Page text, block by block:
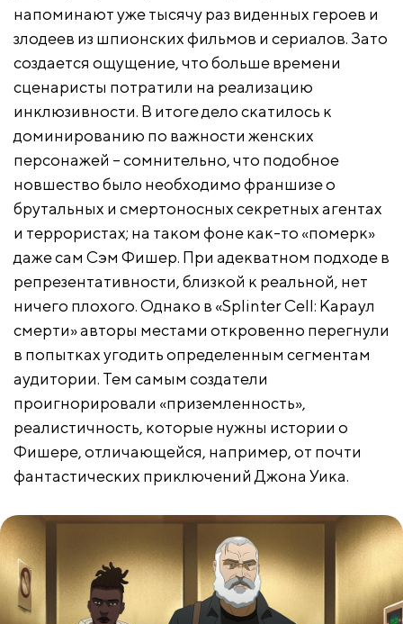
напоминают уже тысячу раз виденных героев и
злодеев из шпионских фильмов и сериалов. Зато
создается ощущение, что больше времени
сценаристы потратили на реализацию
инклюзивности. В итоге дело скатилось к
доминированию по важности женских
персонажей – сомнительно, что подобное
новшество было необходимо франшизе о
брутальных и смертоносных секретных агентах
и террористах; на таком фоне как-то «померк»
даже сам Сэм Фишер. При адекватном подходе в
репрезентативности, близкой к реальной, нет
ничего плохого. Однако в «Splinter Cell: Караул
смерти» авторы местами откровенно перегнули
в попытках угодить определенным сегментам
аудитории. Тем самым создатели
проигнорировали «приземленность»,
реалистичность, которые нужны истории о
Фишере, отличающейся, например, от почти
фантастических приключений Джона Уика.